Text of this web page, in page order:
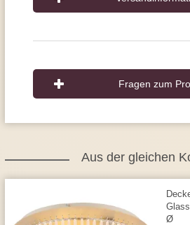
Fragen zum
Aus der gleichen
Ø